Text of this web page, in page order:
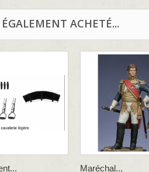
ACHETÉ...
Maréchal...